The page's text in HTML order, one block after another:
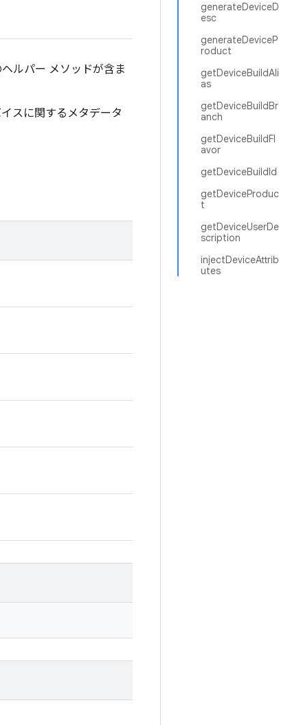
generateDeviceD
esc
generateDeviceP
roduct
getDeviceBuildAli
as
getDeviceBuildBr
anch
getDeviceBuildFl
avor
getDeviceBuildId
getDeviceProduc
t
getDeviceUserDe
scription
injectDeviceAttrib
utes
ルパー メソッドが含ま
スに関するメタデータ